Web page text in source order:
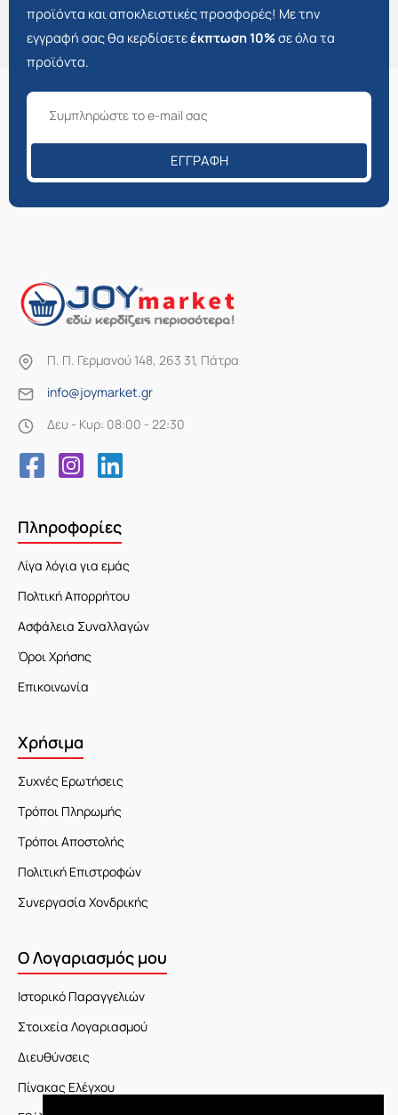
προϊόντα και αποκλειστικές προσφορές! Με την
εγγραφή σας θα κερδίσετεέκπτωση 10%σε όλα τα
προϊόντα.
ΕΓΓΡΑΦΉ
Π. Π. Γερμανού 148, 263 31, Πάτρα
info@joymarket.gr
Δευ - Κυρ: 08:00 - 22:30
Πληροφορίες
Λίγα λόγια για εμάς
Πολτική Απορρήτου
Ασφάλεια Συναλλαγών
Όροι Χρήσης
Επικοινωνία
Χρήσιμα
Συχνές Ερωτήσεις
Τρόποι Πληρωμής
Τρόποι Αποστολής
Πολιτική Επιστροφών
Συνεργασία Χονδρικής
Ο Λογαριασμός μου
Ιστορικό Παραγγελιών
Στοιχεία Λογαριασμού
Διευθύνσεις
Πίνακας Ελέγχου